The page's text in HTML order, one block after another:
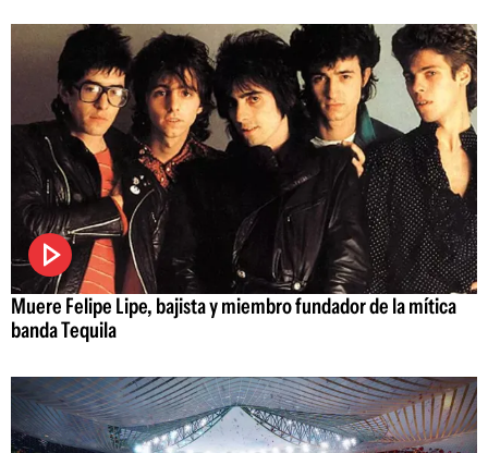
Muere Felipe Lipe, bajista y miembro fundador de la mítica
banda Tequila